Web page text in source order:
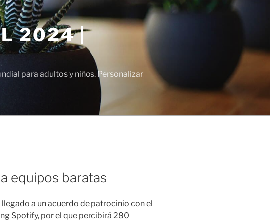
2024 |
para adultos y niños. Personalizar
equipos baratas
a un acuerdo de patrocinio con el
Spotify, por el que percibirá 280